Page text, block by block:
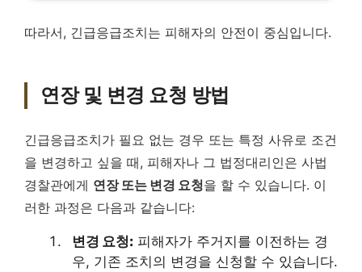
따라서, 긴급응급조치는 피해자의 안전이 중심입니다.
연장 및 변경 요청 방법
긴급응급조치가 필요 없는 경우 또는 특정 사유로 조건
을 변경하고 싶을 때, 피해자나 그 법정대리인은 사법
경찰관에게 연장 또는 변경 요청을 할 수 있습니다. 이
러한 과정은 다음과 같습니다:
변경 요청: 피해자가 주거지를 이전하는 경
우, 기존 조치의 변경을 신청할 수 있습니다.